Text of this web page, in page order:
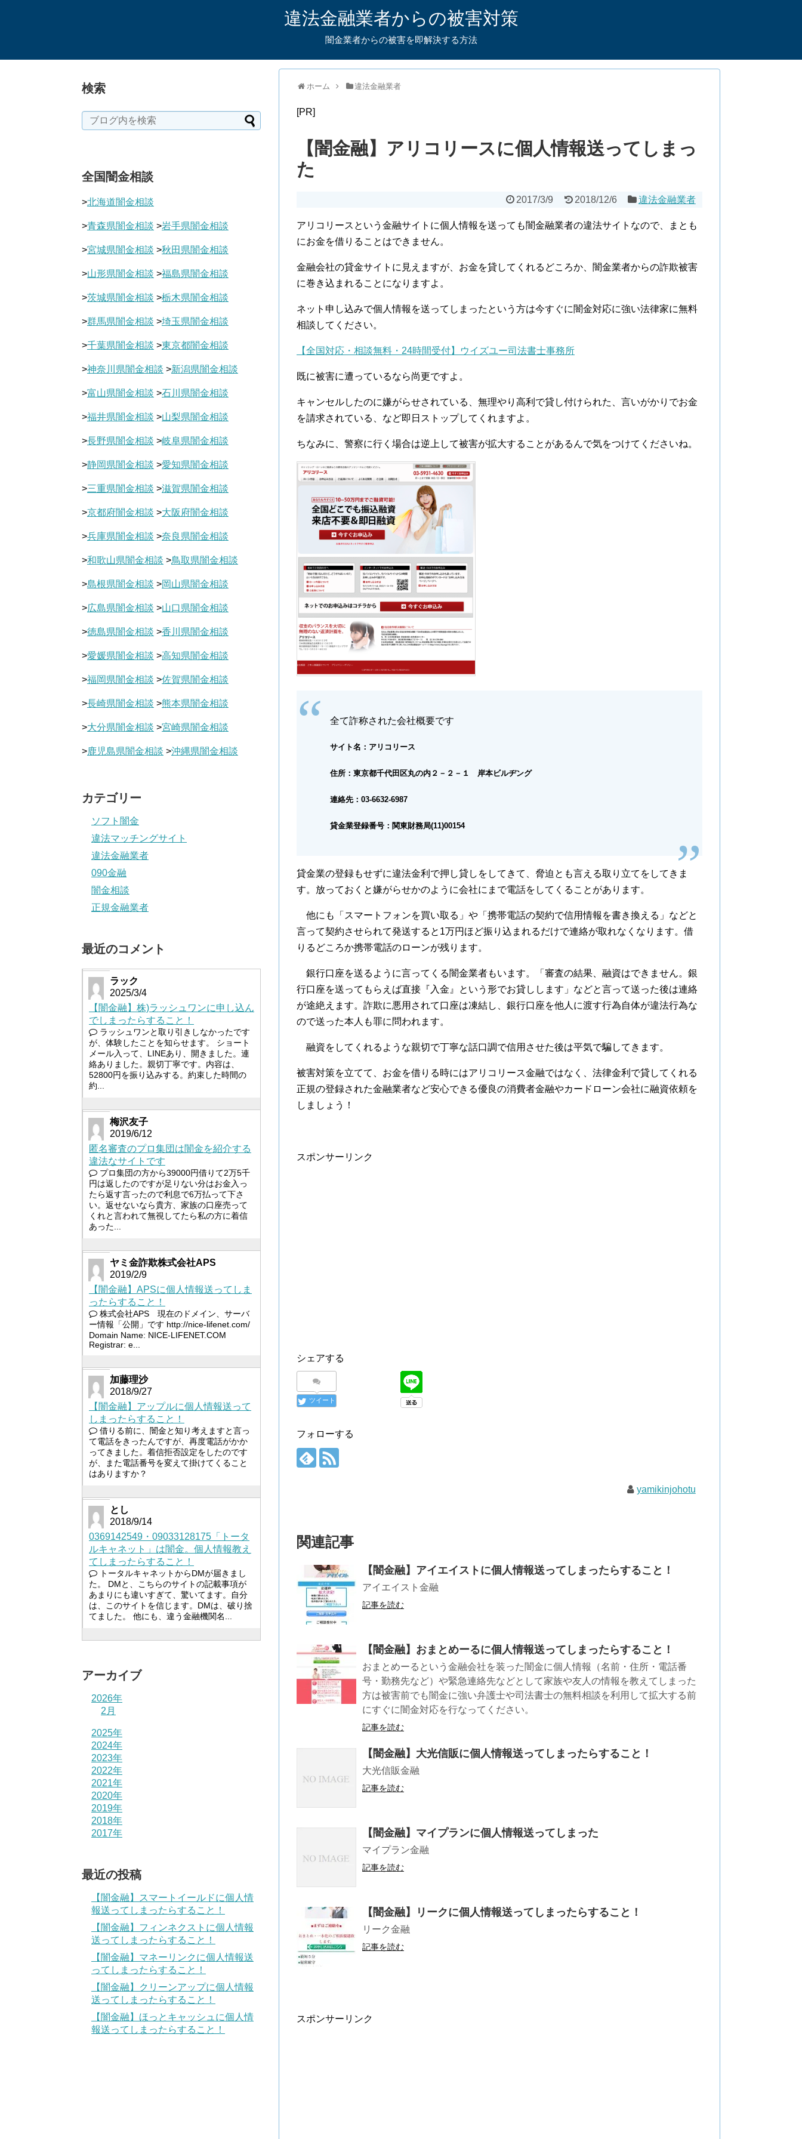
違法金融業者からの被害対策
闇金業者からの被害を即解決する方法
ホーム 違法金融業者
[PR]
【闇金融】アリコリースに個人情報送ってしまっ
た
2017/3/9 2018/12/6 違法金融業者
アリコリースという金融サイトに個人情報を送っても闇金融業者の違法サイトなので、まとも
にお金を借りることはできません。
金融会社の貸金サイトに見えますが、お金を貸してくれるどころか、闇金業者からの詐欺被害
に巻き込まれることになりますよ。
ネット申し込みで個人情報を送ってしまったという方は今すぐに闇金対応に強い法律家に無料
相談してください。
【全国対応・相談無料・24時間受付】ウイズユー司法書士事務所
既に被害に遭っているなら尚更ですよ。
キャンセルしたのに嫌がらせされている、無理やり高利で貸し付けられた、言いがかりでお金
を請求されている、など即日ストップしてくれますよ。
ちなみに、警察に行く場合は逆上して被害が拡大することがあるんで気をつけてくださいね。
全て詐称された会社概要です
サイト名：アリコリース
住所：東京都千代田区丸の内２－２－１ 岸本ビルヂング
連絡先：03-6632-6987
貸金業登録番号：関東財務局(11)00154
貸金業の登録もせずに違法金利で押し貸しをしてきて、脅迫とも言える取り立てをしてきま
す。放っておくと嫌がらせかのように会社にまで電話をしてくることがあります。
他にも「スマートフォンを買い取る」や「携帯電話の契約で信用情報を書き換える」などと
言って契約させられて発送すると1万円ほど振り込まれるだけで連絡が取れなくなります。借
りるどころか携帯電話のローンが残ります。
銀行口座を送るように言ってくる闇金業者もいます。「審査の結果、融資はできません。銀
行口座を送ってもらえば直接『入金』という形でお貸しします」などと言って送った後は連絡
が途絶えます。詐欺に悪用されて口座は凍結し、銀行口座を他人に渡す行為自体が違法行為な
ので送った本人も罪に問われます。
融資をしてくれるような親切で丁寧な話口調で信用させた後は平気で騙してきます。
被害対策を立てて、お金を借りる時にはアリコリース金融ではなく、法律金利で貸してくれる
正規の登録された金融業者など安心できる優良の消費者金融やカードローン会社に融資依頼を
しましょう！
スポンサーリンク
シェアする
ツイート
フォローする
yamikinjohotu
関連記事
【闇金融】アイエイストに個人情報送ってしまったらすること！
アイエイスト金融
記事を読む
【闇金融】おまとめーるに個人情報送ってしまったらすること！
おまとめーるという金融会社を装った闇金に個人情報（名前・住所・電話番
号・勤務先など）や緊急連絡先などとして家族や友人の情報を教えてしまった
方は被害前でも闇金に強い弁護士や司法書士の無料相談を利用して拡大する前
にすぐに闇金対応を行なってください。
記事を読む
【闇金融】大光信販に個人情報送ってしまったらすること！
大光信販金融
記事を読む
【闇金融】マイプランに個人情報送ってしまった
マイプラン金融
記事を読む
【闇金融】リークに個人情報送ってしまったらすること！
リーク金融
記事を読む
スポンサーリンク
検索
全国闇金相談
>北海道闇金相談
>青森県闇金相談 >岩手県闇金相談
>宮城県闇金相談 >秋田県闇金相談
>山形県闇金相談 >福島県闇金相談
>茨城県闇金相談 >栃木県闇金相談
>群馬県闇金相談 >埼玉県闇金相談
>千葉県闇金相談 >東京都闇金相談
>神奈川県闇金相談 >新潟県闇金相談
>富山県闇金相談 >石川県闇金相談
>福井県闇金相談 >山梨県闇金相談
>長野県闇金相談 >岐阜県闇金相談
>静岡県闇金相談 >愛知県闇金相談
>三重県闇金相談 >滋賀県闇金相談
>京都府闇金相談 >大阪府闇金相談
>兵庫県闇金相談 >奈良県闇金相談
>和歌山県闇金相談 >鳥取県闇金相談
>島根県闇金相談 >岡山県闇金相談
>広島県闇金相談 >山口県闇金相談
>徳島県闇金相談 >香川県闇金相談
>愛媛県闇金相談 >高知県闇金相談
>福岡県闇金相談 >佐賀県闇金相談
>長崎県闇金相談 >熊本県闇金相談
>大分県闇金相談 >宮崎県闇金相談
>鹿児島県闇金相談 >沖縄県闇金相談
カテゴリー
ソフト闇金
違法マッチングサイト
違法金融業者
090金融
闇金相談
正規金融業者
最近のコメント
ラック
2025/3/4
【闇金融】株)ラッシュワンに申し込ん
でしまったらすること！
ラッシュワンと取り引きしなかったです
が、体験したことを知らせます。 ショート
メール入って、LINEあり、開きました。連
絡ありました。親切丁寧です。内容は、
52800円を振り込みする。約束した時間の
約...
梅沢友子
2019/6/12
匿名審査のプロ集団は闇金を紹介する
違法なサイトです
プロ集団の方から39000円借りて2万5千
円は返したのですが足りない分はお金入っ
たら返す言ったので利息で6万払って下さ
い。返せないなら貴方、家族の口座売って
くれと言われて無視してたら私の方に着信
あった...
ヤミ金詐欺株式会社APS
2019/2/9
【闇金融】APSに個人情報送ってしま
ったらすること！
株式会社APS 現在のドメイン、サーバ
ー情報「公開」です http://nice-lifenet.com/
Domain Name: NICE-LIFENET.COM
Registrar: e...
加藤理沙
2018/9/27
【闇金融】アップルに個人情報送って
しまったらすること！
借りる前に、闇金と知り考えますと言っ
て電話をきったんですが、再度電話がかか
ってきました。着信拒否設定をしたのです
が、また電話番号を変えて掛けてくること
はありますか？
とし
2018/9/14
0369142549・09033128175「トータ
ルキャネット」は闇金。個人情報教え
てしまったらすること！
トータルキャネットからDMが届きまし
た。 DMと、こちらのサイトの記載事項が
あまりにも違いすぎて、驚いてます。自分
は、このサイトを信じます。DMは、破り捨
てました。 他にも、違う金融機関名...
アーカイブ
2026年
2月
2025年
2024年
2023年
2022年
2021年
2020年
2019年
2018年
2017年
最近の投稿
【闇金融】スマートイールドに個人情
報送ってしまったらすること！
【闇金融】フィンネクストに個人情報
送ってしまったらすること！
【闇金融】マネーリンクに個人情報送
ってしまったらすること！
【闇金融】クリーンアップに個人情報
送ってしまったらすること！
【闇金融】ほっとキャッシュに個人情
報送ってしまったらすること！